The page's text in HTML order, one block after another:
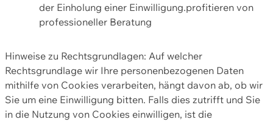
der Einholung einer Einwilligung.profitieren von
professioneller Beratung
Hinweise zu Rechtsgrundlagen: Auf welcher
Rechtsgrundlage wir Ihre personenbezogenen Daten
mithilfe von Cookies verarbeiten, hängt davon ab, ob wir
Sie um eine Einwilligung bitten. Falls dies zutrifft und Sie
in die Nutzung von Cookies einwilligen, ist die